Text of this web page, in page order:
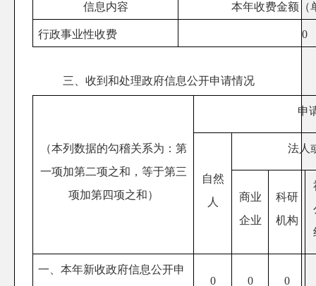
信息内容 本年收费金额（
行政事业性收费 0
三、收到和处理政府信息公开申请情况
（本列数据的勾稽关系为：第
一项加第二项之和，等于第三
项加第四项之和）
申
自然
人
法人
商业
企业
科研
机构
一、本年新收政府信息公开申
0
0 0